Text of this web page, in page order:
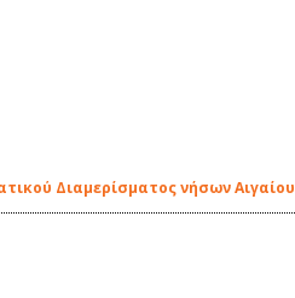
Διαμερίσματος νήσων Αιγαίου